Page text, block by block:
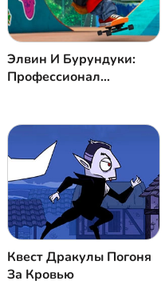
Элвин И Бурундуки:
Профессионал
Квест Дракулы Погоня
За Кровью